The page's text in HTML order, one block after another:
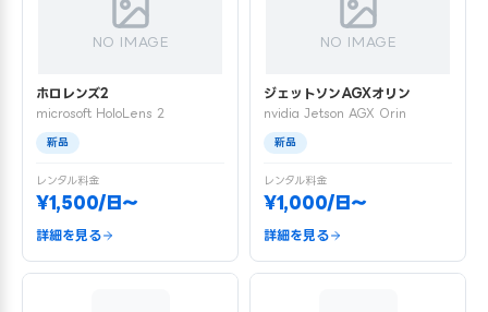
NO IMAGE
ホロレンズ2
microsoft HoloLens 2
新品
レンタル料金
¥1,500/日〜
詳細を見る
NO IMAGE
ジェットソンAGXオリン
nvidia Jetson AGX Orin
新品
レンタル料金
¥1,000/日〜
詳細を見る